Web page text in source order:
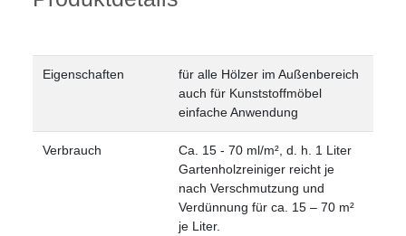
Eigenschaften
für alle Hölzer im Außenbereich
auch für Kunststoffmöbel
einfache Anwendung
Verbrauch
Ca. 15 - 70 ml/m², d. h. 1 Liter
Gartenholzreiniger reicht je
nach Verschmutzung und
Verdünnung für ca. 15 – 70 m²
je Liter.